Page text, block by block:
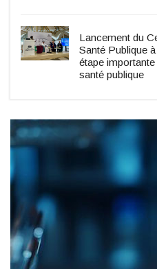
Lancement du
Santé Publique
étape
santé publique